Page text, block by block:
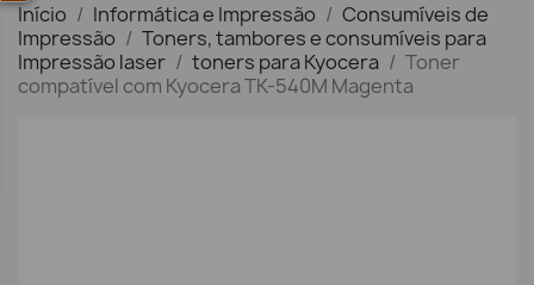
Início Informática e Impressão
Consumíveis de
Impressão
Toners, tambores e consumíveis para
Impressão laser
toners para Kyocera
Toner
compatível com Kyocera TK-540M Magenta